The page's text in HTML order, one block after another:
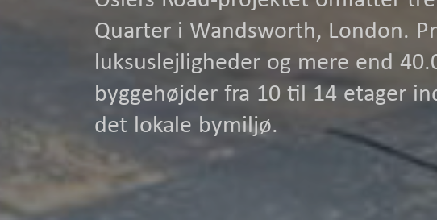
Quarter i Wandsworth, London.
luksuslejligheder og mere end
byggehøjder fra 10 til 14 etager
det lokale bymiljø.